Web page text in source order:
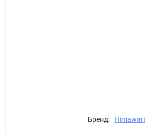
Бренд: Himawari